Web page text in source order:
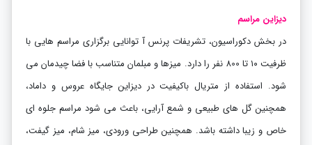
دیزاین مراسم
در بخش دکوراسیون، تشریفات پرنس آ توانایی برگزاری مراسم هایی با
ظرفیت ۱۰ تا 800 نفر را دارد. میزها و مبلمان متناسب با فضا چیدمان می
شود. استفاده از متریال باکیفیت در دیزاین جایگاه عروس و داماد،
همچنین گل های طبیعی و شمع آرایی، باعث می شود مراسم جلوه ای
خاص و زیبا داشته باشد. همچنین طراحی ورودی، میز شام، میز گیفت،